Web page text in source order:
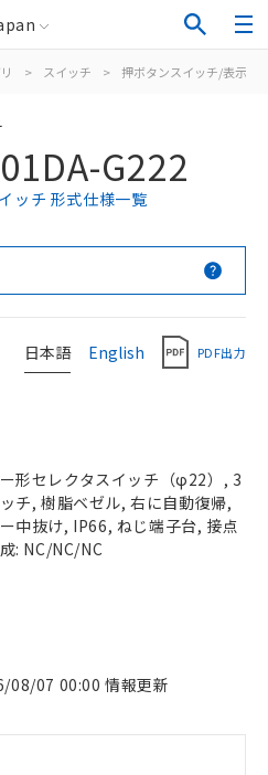
> スイッチ > 押ボタンスイッチ/表示灯
G222
ッチ 形式仕様一覧
日本語 English PDF出力
形セレクタスイッチ（φ22）, 3
チ, 樹脂ベゼル, 右に自動復帰,
中抜け, IP66, ねじ端子台, 接点
: NC/NC/NC
08/07 00:00 情報更新